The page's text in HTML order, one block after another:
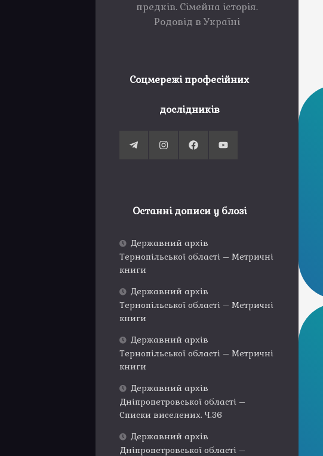
предків. Сімейна історія.
Родовід в Україні
Соцмережі професійних
дослідників
Останні дописи у блозі
Державний архів
Тернопільської області – Метричні
книги
Державний архів
Тернопільської області – Метричні
книги
Державний архів
Тернопільської області – Метричні
книги
Державний архів
Дніпропетровської області –
Списки виселених. Ч.36
Державний архів
Дніпропетровської області –